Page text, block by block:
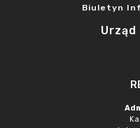
Biuletyn